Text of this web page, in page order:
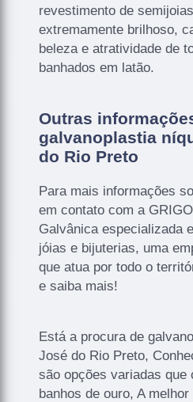
revestimento de
extremamente brilhoso,
beleza e atratividade de
banhados em latão.
Outras
galvanoplastia
do Rio Preto
Para mais informações
em contato com a
Galvânica especializada
jóias e bijuterias, uma
que atua por todo o
e saiba mais!
Está a procura de
José do Rio Preto,
são opções variadas que
banhos de ouro, A